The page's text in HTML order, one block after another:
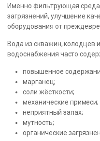
Именно фильтрующая среда
загрязнений, улучшение
оборудования от
Вода из скважин, колодцев
водоснабжения часто
повышенное
марганец;
соли жёсткости;
механические примеси;
неприятный запах;
мутность;
органические